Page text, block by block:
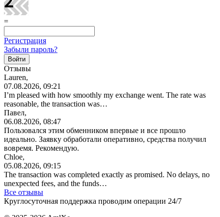
=
Регистрация
Забыли пароль?
Отзывы
Lauren,
07.08.2026, 09:21
I’m pleased with how smoothly my exchange went. The rate was
reasonable, the transaction was…
Павел,
06.08.2026, 08:47
Пользовался этим обменником впервые и все прошло
идеально. Заявку обработали оперативно, средства получил
вовремя. Рекомендую.
Chloe,
05.08.2026, 09:15
The transaction was completed exactly as promised. No delays, no
unexpected fees, and the funds…
Все отзывы
Круглосуточная поддержка проводим операции 24/7